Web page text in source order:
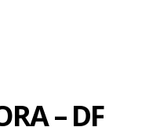
– DF